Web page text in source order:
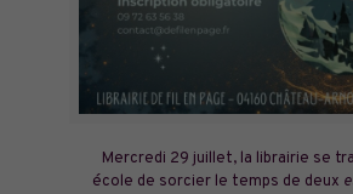
Mercredi 29 juillet, la librairie se
école de sorcier le temps de deux